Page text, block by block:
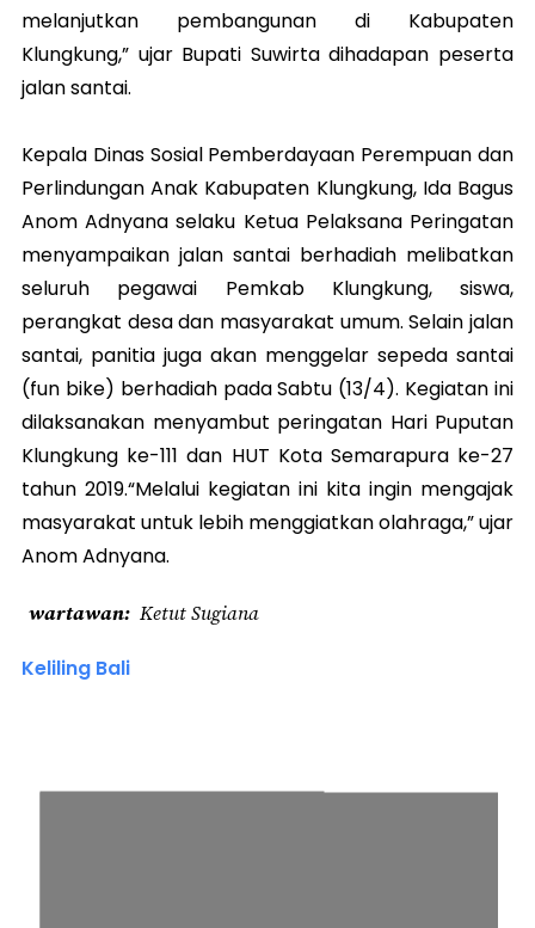
melanjutkan pembangunan di Kabupaten
Klungkung,” ujar Bupati Suwirta dihadapan peserta
jalan santai.
Kepala Dinas Sosial Pemberdayaan Perempuan dan
Perlindungan Anak Kabupaten Klungkung, Ida Bagus
Anom Adnyana selaku Ketua Pelaksana Peringatan
menyampaikan jalan santai berhadiah melibatkan
seluruh pegawai Pemkab Klungkung, siswa,
perangkat desa dan masyarakat umum. Selain jalan
santai, panitia juga akan menggelar sepeda santai
(fun bike) berhadiah pada Sabtu (13/4). Kegiatan ini
dilaksanakan menyambut peringatan Hari Puputan
Klungkung ke-111 dan HUT Kota Semarapura ke-27
tahun 2019.“Melalui kegiatan ini kita ingin mengajak
masyarakat untuk lebih menggiatkan olahraga,” ujar
Anom Adnyana.
wartawan Ketut Sugiana
Keliling Bali